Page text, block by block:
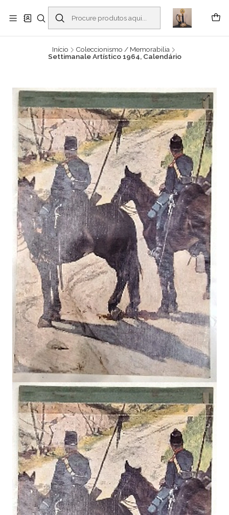
Buscantiguidades - Leilões. Colecionismo e antiguidades em Viana do
Castelo -
Ler mais
Início
Coleccionismo / Memorabilia
Settimanale Artístico 1964, Calendário